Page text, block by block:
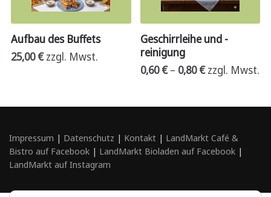
Aufbau des Buffets
25,00€ zzgl. Mwst.
Geschirrleihe und -
reinigung
0,60€– 0,80€ zzgl. Mwst.
Impressum | Datenschutz | Kontakt | LandMarkt Café &
Bistro auf Facebook | LandMarkt Bioladen auf Facebook |
LandMarkt auf Instagram